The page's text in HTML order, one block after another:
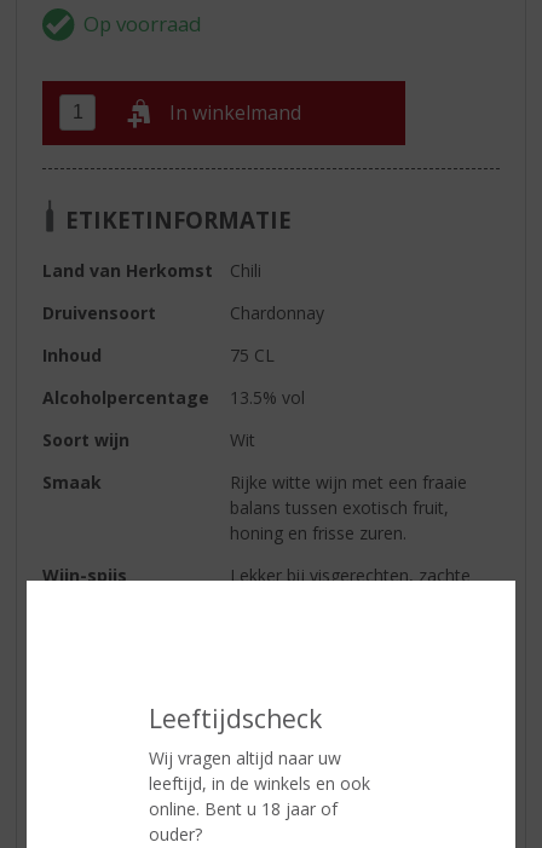
Leeftijdscheck
Wij vragen altijd naar uw
leeftijd, in de winkels en ook
online. Bent u 18 jaar of
ouder?
In winkelmand
ETIKETINFORMATIE
Land van Herkomst
Chili
Druivensoort
Chardonnay
Inhoud
75 CL
Alcoholpercentage
13.5% vol
Soort wijn
Wit
Smaak
Rijke witte wijn met een fraaie
balans tussen exotisch fruit,
honing en frisse zuren.
Wijn-spijs
Lekker bij visgerechten, zachte
Reviews
Schrijf een review
Er zijn nog geen reviews geplaatst voor dit product